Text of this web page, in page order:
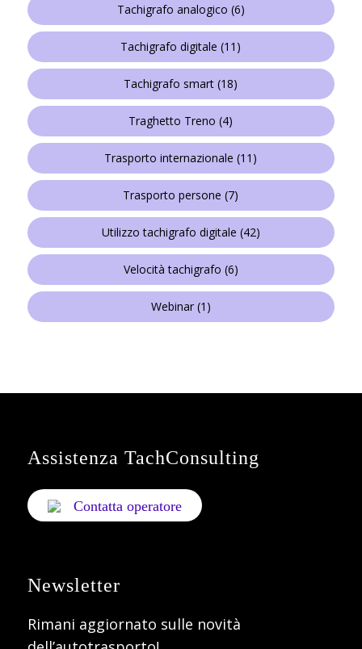
Tachigrafo analogico (6)
Tachigrafo digitale (11)
Tachigrafo smart (18)
Traghetto Treno (4)
Trasporto internazionale (11)
Trasporto persone (7)
Utilizzo tachigrafo digitale (42)
Velocità tachigrafo (6)
Webinar(1)
Assistenza TachConsulting
Contatta operatore
Newsletter
Rimani aggiornato sulle novità